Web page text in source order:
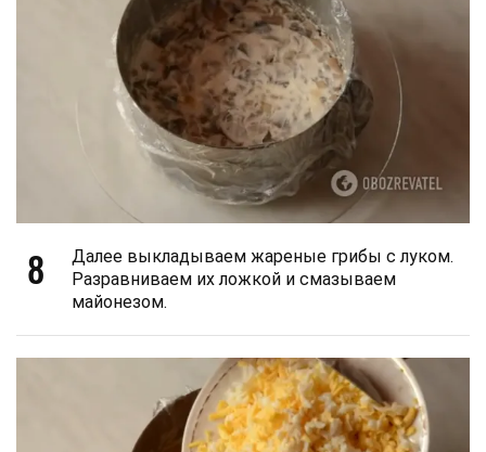
8
Далее выкладываем жареные грибы с луком.
Разравниваем их ложкой и смазываем
майонезом.